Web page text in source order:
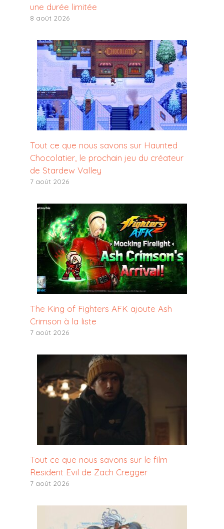
une durée limitée
8 août 2026
Tout ce que nous savons sur Haunted
Chocolatier, le prochain jeu du créateur
de Stardew Valley
7 août 2026
The King of Fighters AFK ajoute Ash
Crimson à la liste
7 août 2026
Tout ce que nous savons sur le film
Resident Evil de Zach Cregger
7 août 2026